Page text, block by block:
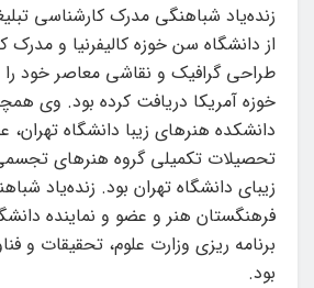
زنده‌یاد شباهنگی مدرک کارشناسی
از دانشگاه سن خوزه کالیفرنیا و مدرک
طراحی گرافیک و نقاشی معاصر خود را
خوزه آمریکا دریافت کرده بود. وی
دانشکده هنرهای زیبا دانشگاه
تحصیلات تکمیلی گروه هنرهای
زیبای دانشگاه تهران بود. زنده‌یاد
فرهنگستان هنر و عضو و نماینده
برنامه ریزی وزارت علوم، تحقیقات و
بود.